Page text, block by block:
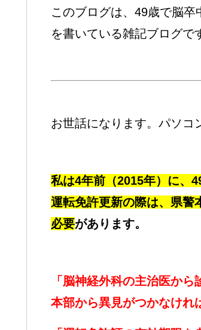
このブログは、49歳で脳
を書いている雑記ブログで
お世話になります。パソコ
私は4年前（2015年）に、
運転免許更新の際は、県警
必要があります。
「脳神経外科の主治医か
本部から異見がつかなけれ